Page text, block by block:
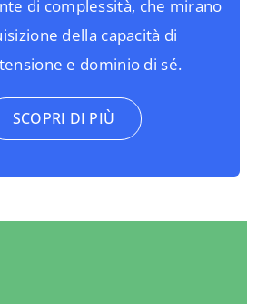
di complessità, che mirano
della capacità di
e dominio di sé.
SCOPRI DI PIÙ